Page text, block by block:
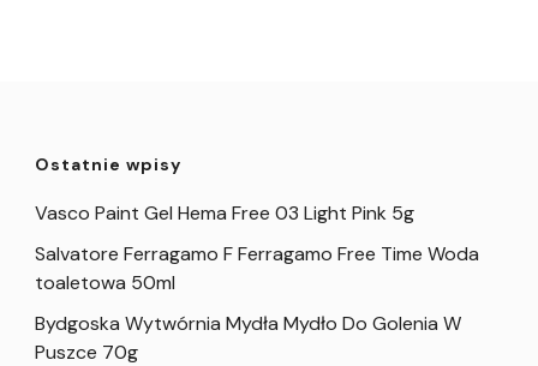
Ostatnie wpisy
Vasco Paint Gel Hema Free 03 Light Pink 5g
Salvatore Ferragamo F Ferragamo Free Time Woda
toaletowa 50ml
Bydgoska Wytwórnia Mydła Mydło Do Golenia W
Puszce 70g